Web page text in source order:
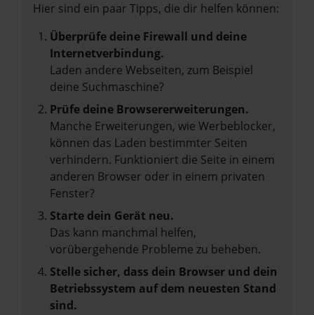
Hier sind ein paar Tipps, die dir helfen können:
Überprüfe deine Firewall und deine
Internetverbindung.
Laden andere Webseiten, zum Beispiel
deine Suchmaschine?
Prüfe deine Browsererweiterungen.
Manche Erweiterungen, wie Werbeblocker,
können das Laden bestimmter Seiten
verhindern. Funktioniert die Seite in einem
anderen Browser oder in einem privaten
Fenster?
Starte dein Gerät neu.
Das kann manchmal helfen,
vorübergehende Probleme zu beheben.
Stelle sicher, dass dein Browser und dein
Betriebssystem auf dem neuesten Stand
sind.